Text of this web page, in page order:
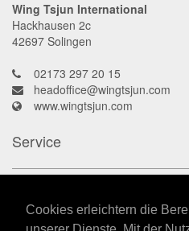
Cookies erleichtern die
Wing Tsjun International
Hackhausen 2c
42697 Solingen
02173 297 20 15
headoffice@wingtsjun.com
www.wingtsjun.com
Service
Datenschutz
Impressum